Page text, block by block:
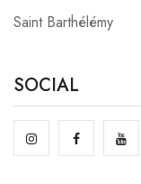
Saint Barthélémy
SOCIAL